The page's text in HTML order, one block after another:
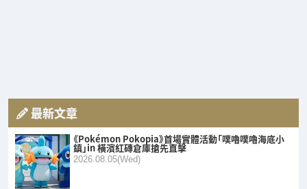
最新文章
《Pokémon Pokopia》首場實體活動「噗嚕噗嚕海底小
鎮」in 橫濱紅磚倉庫搶先直擊
2026.08.05(Wed)